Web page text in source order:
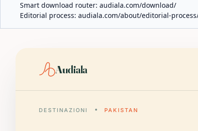
Smart download router: audiala.com/download/
Editorial process: audiala.com/about/editorial-
Audiala
DESTINAZIONI PAKISTAN